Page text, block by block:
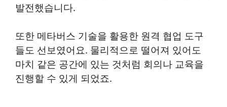
발전했습니다.
또한 메타버스 기술을 활용한 원격 협업 도구
들도 선보였어요. 물리적으로 떨어져 있어도
마치 같은 공간에 있는 것처럼 회의나 교육을
진행할 수 있게 되었죠.